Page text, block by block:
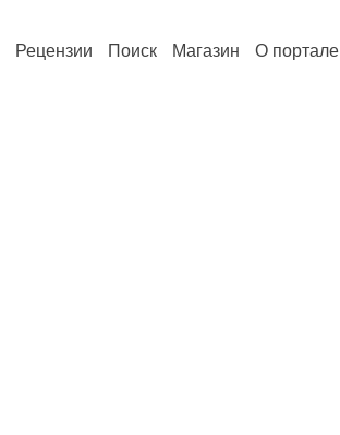
Рецензии Поиск Магазин О портале